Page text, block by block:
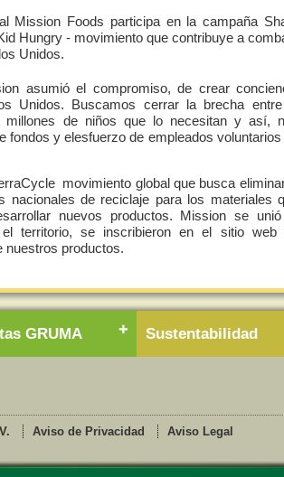
Mission Foods participa en la campaña
Hungry - movimiento que contribuye a
Unidos.
asumió el compromiso, de crear
Unidos. Buscamos cerrar la brecha
de niños que lo necesitan y así,
fondos y elesfuerzo de empleados voluntarios
movimiento global que busca
de reciclaje para los materiales
nuevos productos. Mission se
territorio, se inscribieron en el sitio web
nuestros productos.
GRUMA Sustentabilidad
Aviso de Privacidad Aviso Legal